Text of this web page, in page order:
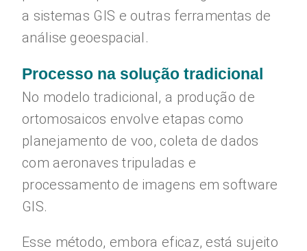
a sistemas GIS e outras ferramentas de
análise geoespacial.
Processo na solução tradicional
No modelo tradicional, a produção de
ortomosaicos envolve etapas como
planejamento de voo, coleta de dados
com aeronaves tripuladas e
processamento de imagens em software
GIS.
Esse método, embora eficaz, está sujeito